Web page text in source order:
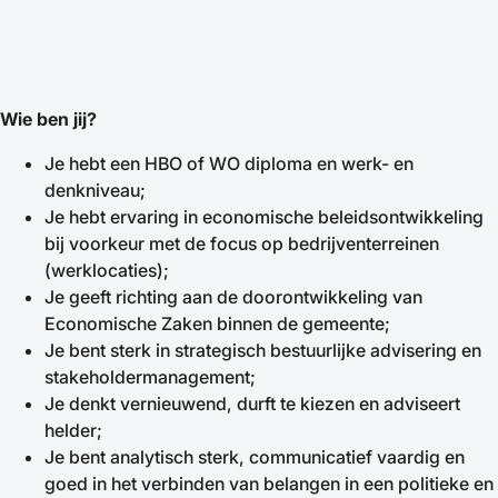
Wie ben jij?
Je hebt een HBO of WO diploma en werk- en
denkniveau;
Je hebt ervaring in economische beleidsontwikkeling
bij voorkeur met de focus op bedrijventerreinen
(werklocaties);
Je geeft richting aan de doorontwikkeling van
Economische Zaken binnen de gemeente;
Je bent sterk in strategisch bestuurlijke advisering en
stakeholdermanagement;
Je denkt vernieuwend, durft te kiezen en adviseert
helder;
Je bent analytisch sterk, communicatief vaardig en
goed in het verbinden van belangen in een politieke en